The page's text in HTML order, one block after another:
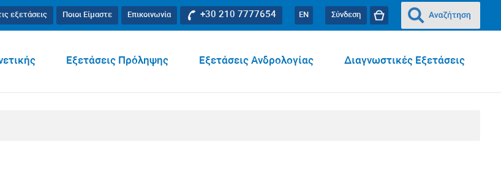
Σύνδεση
EN
+30 210 7777654
Επικοινωνία
Ποιοι Είμαστε
εξετάσεις
Διαγνωστικές Εξετάσεις
Εξετάσεις Ανδρολογίας
Εξετάσεις Πρόληψης